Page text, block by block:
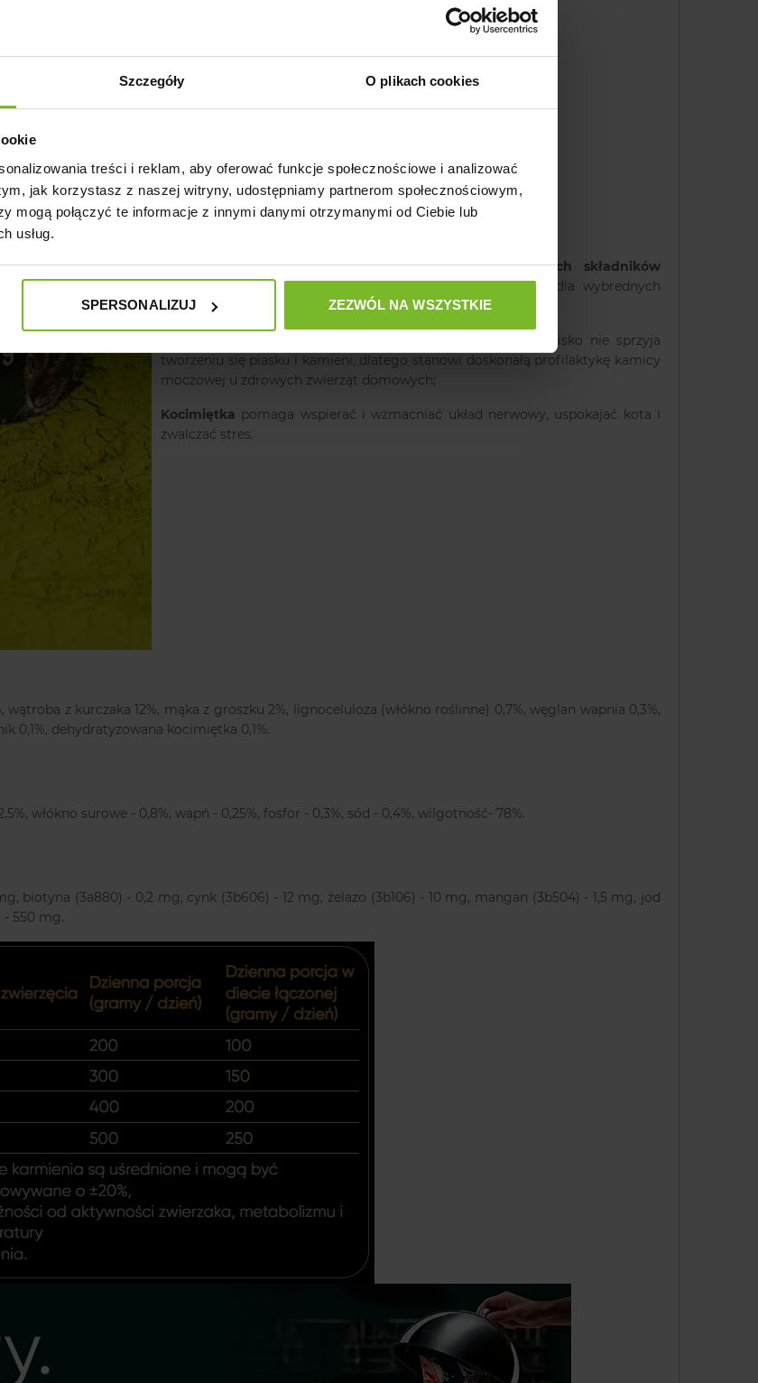
Szczegóły O plikach cookies
treści i reklam, aby oferować funkcje społecznościowe i analizować
jak korzystasz z naszej witryny, udostępniamy partnerom społecznościowym,
mogą połączyć te informacje z innymi danymi otrzymanymi od Ciebie lub
usług.
SPERSONALIZUJ ZEZWÓL NA WSZYSTKIE
Zalety:
Zastosowanie wyłącznie świeżych i wyselekcjonowanych składników
mięsnych zapewnia wysoką atrakcyjność smakową nawet dla wybrednych
kotów;
pomaga zakwaszać mocz, co sprawia, że środowisko nie sprzyja
tworzeniu się piasku i kamieni, dlatego stanowi doskonałą profilaktykę kamicy
moczowej u zdrowych zwierząt domowych;
Kocimiętka pomaga wspierać i wzmacniać układ nerwowy, uspokajać kota i
zwalczać stres.
wątroba z kurczaka 12%, mąka z groszku 2%, lignoceluloza (włókno roślinne) 0,7%, węglan wapnia 0,3%,
0,1%, dehydratyzowana kocimiętka 0,1%.
włókno surowe - 0,8%, wapń - 0,25%, fosfor - 0,3%, sód - 0,4%, wilgotność- 78%.
biotyna (3a880) - 0,2 mg, cynk (3b606) - 12 mg, żelazo (3b106) - 10 mg, mangan (3b504) - 1,5 mg, jod
- 550 mg.